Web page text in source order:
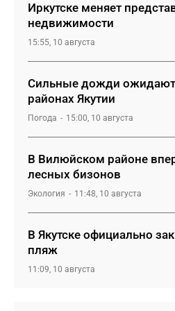
Иркутске меняет
недвижимости
15:55, 10 августа
Сильные дожди
районах Якутии
Погода 15:00, 10 августа
В Вилюйском районе
лесных бизонов
Экология 11:48, 10 августа
В Якутске официально
пляж
11:09, 10 августа